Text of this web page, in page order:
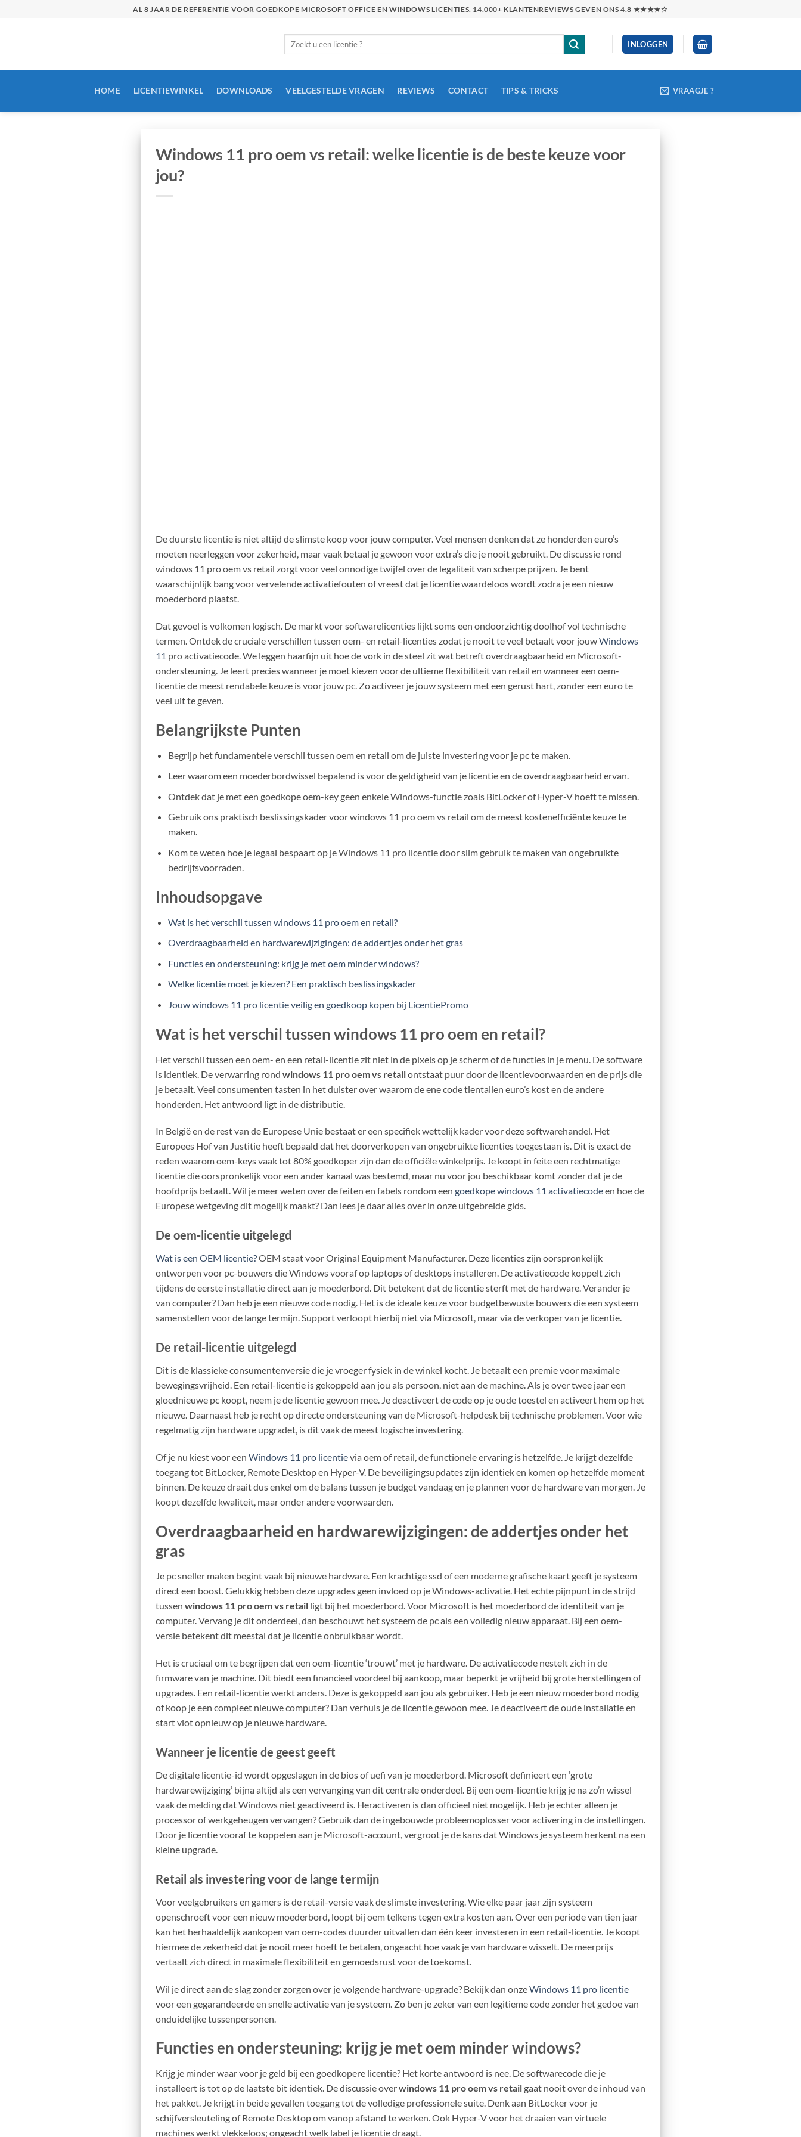
AL 8 JAAR DE REFERENTIE VOOR GOEDKOPE MICROSOFT OFFICE EN WINDOWS LICENTIES. 14.000+ KLANTENREVIEWS GEVEN ONS 4.8 ★★★★☆
Zoeken
INLOGGEN
HOME LICENTIEWINKEL DOWNLOADS VEELGESTELDE VRAGEN REVIEWS CONTACT TIPS & TRICKS VRAAGJE ?
Windows 11 pro oem vs retail: welke licentie is de beste keuze voor
jou?
De duurste licentie is niet altijd de slimste koop voor jouw computer. Veel mensen denken dat ze honderden euro’s
moeten neerleggen voor zekerheid, maar vaak betaal je gewoon voor extra’s die je nooit gebruikt. De discussie rond
windows 11 pro oem vs retail zorgt voor veel onnodige twijfel over de legaliteit van scherpe prijzen. Je bent
waarschijnlijk bang voor vervelende activatiefouten of vreest dat je licentie waardeloos wordt zodra je een nieuw
moederbord plaatst.
Dat gevoel is volkomen logisch. De markt voor softwarelicenties lijkt soms een ondoorzichtig doolhof vol technische
termen. Ontdek de cruciale verschillen tussen oem- en retail-licenties zodat je nooit te veel betaalt voor jouwWindows
11 pro activatiecode. We leggen haarfijn uit hoe de vork in de steel zit wat betreft overdraagbaarheid en Microsoft-
ondersteuning. Je leert precies wanneer je moet kiezen voor de ultieme flexibiliteit van retail en wanneer een oem-
licentie de meest rendabele keuze is voor jouw pc. Zo activeer je jouw systeem met een gerust hart, zonder een euro te
veel uit te geven.
Belangrijkste Punten
Begrijp het fundamentele verschil tussen oem en retail om de juiste investering voor je pc te maken.
Leer waarom een moederbordwissel bepalend is voor de geldigheid van je licentie en de overdraagbaarheid ervan.
Ontdek dat je met een goedkope oem-key geen enkele Windows-functie zoals BitLocker of Hyper-V hoeft te missen.
Gebruik ons praktisch beslissingskader voor windows 11 pro oem vs retail om de meest kostenefficiënte keuze te
maken.
Kom te weten hoe je legaal bespaart op je Windows 11 pro licentie door slim gebruik te maken van ongebruikte
bedrijfsvoorraden.
Inhoudsopgave
Wat is het verschil tussen windows 11 pro oem en retail?
Overdraagbaarheid en hardwarewijzigingen: de addertjes onder het gras
Functies en ondersteuning: krijg je met oem minder windows?
Welke licentie moet je kiezen? Een praktisch beslissingskader
Jouw windows 11 pro licentie veilig en goedkoop kopen bij LicentiePromo
Wat is het verschil tussen windows 11 pro oem en retail?
Het verschil tussen een oem- en een retail-licentie zit niet in de pixels op je scherm of de functies in je menu. De software
is identiek. De verwarring rond windows 11 pro oem vs retailontstaat puur door de licentievoorwaarden en de prijs die
je betaalt. Veel consumenten tasten in het duister over waarom de ene code tientallen euro’s kost en de andere
honderden. Het antwoord ligt in de distributie.
In België en de rest van de Europese Unie bestaat er een specifiek wettelijk kader voor deze softwarehandel. Het
Europees Hof van Justitie heeft bepaald dat het doorverkopen van ongebruikte licenties toegestaan is. Dit is exact de
reden waarom oem-keys vaak tot 80% goedkoper zijn dan de officiële winkelprijs. Je koopt in feite een rechtmatige
licentie die oorspronkelijk voor een ander kanaal was bestemd, maar nu voor jou beschikbaar komt zonder dat je de
hoofdprijs betaalt. Wil je meer weten over de feiten en fabels rondom een goedkope windows 11 activatiecodeen hoe de
Europese wetgeving dit mogelijk maakt? Dan lees je daar alles over in onze uitgebreide gids.
De oem-licentie uitgelegd
Wat is een OEM licentie?OEM staat voor Original Equipment Manufacturer. Deze licenties zijn oorspronkelijk
ontworpen voor pc-bouwers die Windows vooraf op laptops of desktops installeren. De activatiecode koppelt zich
tijdens de eerste installatie direct aan je moederbord. Dit betekent dat de licentie sterft met de hardware. Verander je
van computer? Dan heb je een nieuwe code nodig. Het is de ideale keuze voor budgetbewuste bouwers die een systeem
samenstellen voor de lange termijn. Support verloopt hierbij niet via Microsoft, maar via de verkoper van je licentie.
De retail-licentie uitgelegd
Dit is de klassieke consumentenversie die je vroeger fysiek in de winkel kocht. Je betaalt een premie voor maximale
bewegingsvrijheid. Een retail-licentie is gekoppeld aan jou als persoon, niet aan de machine. Als je over twee jaar een
gloednieuwe pc koopt, neem je de licentie gewoon mee. Je deactiveert de code op je oude toestel en activeert hem op het
nieuwe. Daarnaast heb je recht op directe ondersteuning van de Microsoft-helpdesk bij technische problemen. Voor wie
regelmatig zijn hardware upgradet, is dit vaak de meest logische investering.
Of je nu kiest voor een Windows 11 pro licentievia oem of retail, de functionele ervaring is hetzelfde. Je krijgt dezelfde
toegang tot BitLocker, Remote Desktop en Hyper-V. De beveiligingsupdates zijn identiek en komen op hetzelfde moment
binnen. De keuze draait dus enkel om de balans tussen je budget vandaag en je plannen voor de hardware van morgen. Je
koopt dezelfde kwaliteit, maar onder andere voorwaarden.
Overdraagbaarheid en hardwarewijzigingen: de addertjes onder het
gras
Je pc sneller maken begint vaak bij nieuwe hardware. Een krachtige ssd of een moderne grafische kaart geeft je systeem
direct een boost. Gelukkig hebben deze upgrades geen invloed op je Windows-activatie. Het echte pijnpunt in de strijd
tussen windows 11 pro oem vs retail ligt bij het moederbord. Voor Microsoft is het moederbord de identiteit van je
computer. Vervang je dit onderdeel, dan beschouwt het systeem de pc als een volledig nieuw apparaat. Bij een oem-
versie betekent dit meestal dat je licentie onbruikbaar wordt.
Het is cruciaal om te begrijpen dat een oem-licentie ‘trouwt’ met je hardware. De activatiecode nestelt zich in de
firmware van je machine. Dit biedt een financieel voordeel bij aankoop, maar beperkt je vrijheid bij grote herstellingen of
upgrades. Een retail-licentie werkt anders. Deze is gekoppeld aan jou als gebruiker. Heb je een nieuw moederbord nodig
of koop je een compleet nieuwe computer? Dan verhuis je de licentie gewoon mee. Je deactiveert de oude installatie en
start vlot opnieuw op je nieuwe hardware.
Wanneer je licentie de geest geeft
De digitale licentie-id wordt opgeslagen in de bios of uefi van je moederbord. Microsoft definieert een ‘grote
hardwarewijziging’ bijna altijd als een vervanging van dit centrale onderdeel. Bij een oem-licentie krijg je na zo’n wissel
vaak de melding dat Windows niet geactiveerd is. Heractiveren is dan officieel niet mogelijk. Heb je echter alleen je
processor of werkgeheugen vervangen? Gebruik dan de ingebouwde probleemoplosser voor activering in de instellingen.
Door je licentie vooraf te koppelen aan je Microsoft-account, vergroot je de kans dat Windows je systeem herkent na een
kleine upgrade.
Retail als investering voor de lange termijn
Voor veelgebruikers en gamers is de retail-versie vaak de slimste investering. Wie elke paar jaar zijn systeem
openschroeft voor een nieuw moederbord, loopt bij oem telkens tegen extra kosten aan. Over een periode van tien jaar
kan het herhaaldelijk aankopen van oem-codes duurder uitvallen dan één keer investeren in een retail-licentie. Je koopt
hiermee de zekerheid dat je nooit meer hoeft te betalen, ongeacht hoe vaak je van hardware wisselt. De meerprijs
vertaalt zich direct in maximale flexibiliteit en gemoedsrust voor de toekomst.
Wil je direct aan de slag zonder zorgen over je volgende hardware-upgrade? Bekijk dan onzeWindows 11 pro licentie
voor een gegarandeerde en snelle activatie van je systeem. Zo ben je zeker van een legitieme code zonder het gedoe van
onduidelijke tussenpersonen.
Functies en ondersteuning: krijg je met oem minder windows?
Krijg je minder waar voor je geld bij een goedkopere licentie? Het korte antwoord is nee. De softwarecode die je
installeert is tot op de laatste bit identiek. De discussie overwindows 11 pro oem vs retailgaat nooit over de inhoud van
het pakket. Je krijgt in beide gevallen toegang tot de volledige professionele suite. Denk aan BitLocker voor je
schijfversleuteling of Remote Desktop om vanop afstand te werken. Ook Hyper-V voor het draaien van virtuele
machines werkt vlekkeloos; ongeacht welk label je licentie draagt.